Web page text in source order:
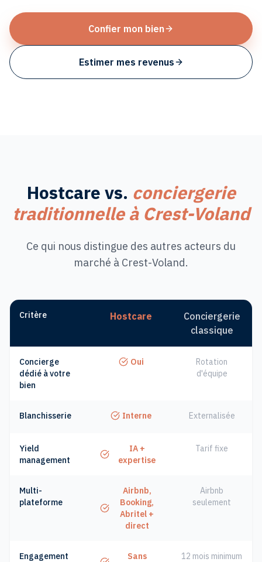
Confier mon bien
Estimer mes revenus
Hostcare vs. conciergerie
traditionnelle à Crest-Voland
Ce qui nous distingue des autres acteurs du
marché à Crest-Voland.
Critère Hostcare
Conciergerie
classique
Concierge
dédié à votre
bien
Oui
Rotation
d'équipe
Blanchisserie Interne Externalisée
Yield
management
IA +
expertise
Tarif fixe
Multi-
plateforme
Airbnb,
Booking,
Abritel +
direct
Airbnb
seulement
Engagement
Sans
12 mois minimum